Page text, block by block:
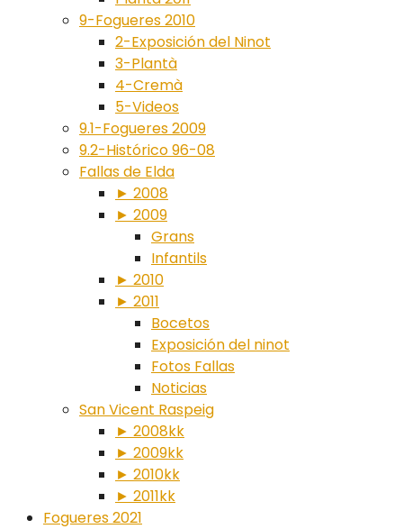
9-Fogueres 2010
2-Exposición del Ninot
3-Plantà
4-Cremà
5-Videos
9.1-Fogueres 2009
9.2-Histórico 96-08
Fallas de Elda
► 2008
► 2009
Grans
Infantils
► 2010
► 2011
Bocetos
Exposición del ninot
Fotos Fallas
Noticias
San Vicent Raspeig
► 2008kk
► 2009kk
► 2010kk
► 2011kk
Fogueres 2021